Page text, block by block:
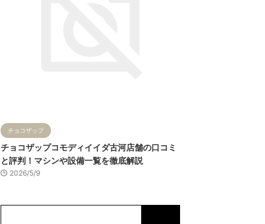
チョコザップ
チョコザップコモディイイダ古河店舗の口コミ
と評判！マシンや設備一覧を徹底解説
2026/5/9